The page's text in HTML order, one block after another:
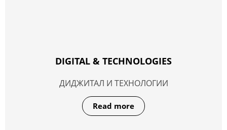
DIGITAL & TECHNOLOGIES
ДИДЖИТАЛ И ТЕХНОЛОГИИ
Read more